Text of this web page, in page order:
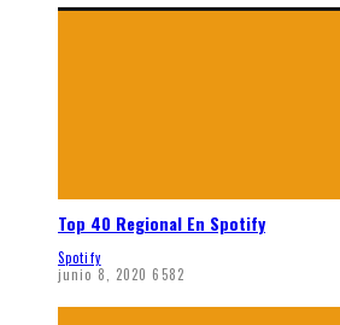
Top 40 Regional En Spotify
Spotify
junio 8, 2020 6582